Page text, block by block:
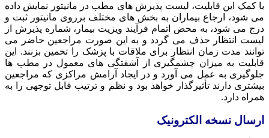
با کمک این قابلیت، لیست پذیرش‌ های مطب در‌ مانیتور نمایش داده
می‌ شود، ارجاع بیماران به بخش‌ های مختلف برروی‌ مانیتور ثبت و
درج می‌ شود، به محض اتمام فرآیند ویزیت بیمار، شماره پذیرش از
لیست انتظار حذف می‌ گردد و به این صورت مراجعین حاضر می‌
توانند مدت زمان انتظار برای ملاقات با پزشک را تخمین بزنند. این
قابلیت به میزان چشمگیری از آشفتگی‌ های معمول در مطب‌ ها
جلوگیری به عمل می‌ آورد و در ایجاد آرامش مراکزی که مراجعین
بیشتری دارند تأثیرگذار خواهد بود و نظم و ترتیب قابل توجهی را به
همراه دارد.
ارسال نسخه الکترونیک